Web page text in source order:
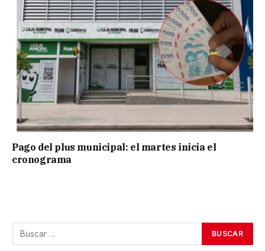
Pago del plus municipal: el martes inicia el
cronograma